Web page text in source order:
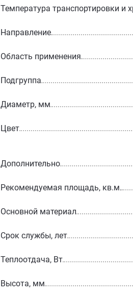
Температура транспортировки и
Направление
Область применения
Подгруппа
Диаметр, мм
Цвет
Дополнительно
Рекомендуемая площадь, кв.м.
Основной материал
Срок службы, лет
Теплоотдача, Вт
Высота, мм